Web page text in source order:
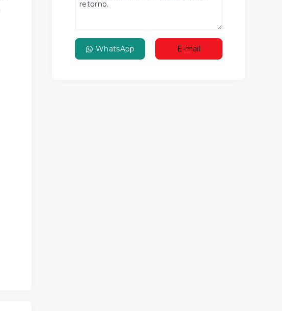
WhatsApp E-mail